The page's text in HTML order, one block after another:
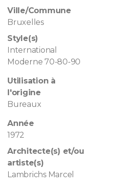
Ville/Commune
Bruxelles
Style(s)
International
Moderne 70-80-90
Utilisation à
l'origine
Bureaux
Année
1972
Architecte(s) et/ou
artiste(s)
Lambrichs Marcel